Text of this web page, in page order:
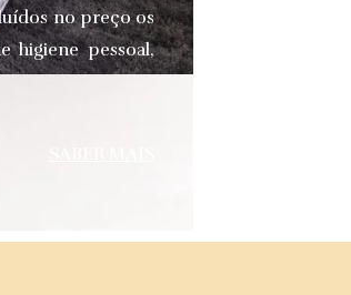
no preço os
higiene pessoal,